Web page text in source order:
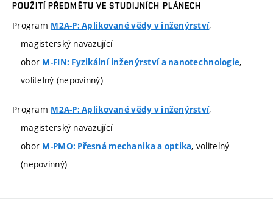
POUŽITÍ PŘEDMĚTU VE STUDIJNÍCH PLÁNECH
Program M2A-P: Aplikované vědy v inženýrství,
magisterský navazující
obor M-FIN: Fyzikální inženýrství a nanotechnologie,
volitelný (nepovinný)
Program M2A-P: Aplikované vědy v inženýrství,
magisterský navazující
obor M-PMO: Přesná mechanika a optika, volitelný
(nepovinný)